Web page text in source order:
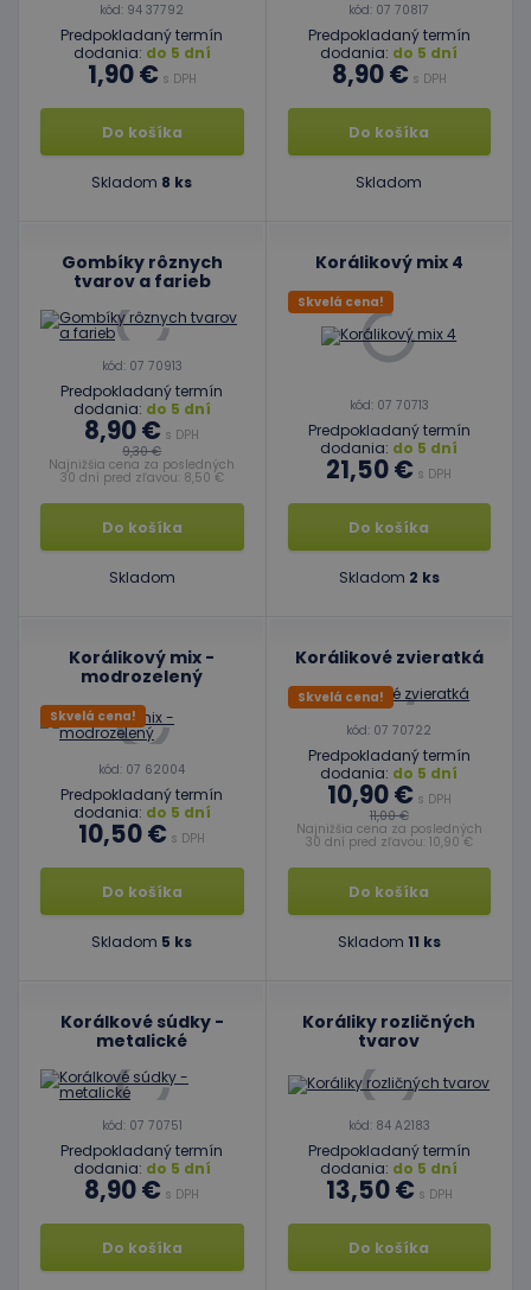
kód: 94 37792
Predpokladaný termín
dodania: do 5 dní
1,90 € s DPH
Do košíka
Skladom 8 ks
kód: 07 70817
Predpokladaný termín
dodania: do 5 dní
8,90 € s DPH
Do košíka
Skladom
Gombíky rôznych
tvarov a farieb
kód: 07 70913
Predpokladaný termín
dodania: do 5 dní
8,90 € s DPH
9,30 €
Najnižšia cena za posledných
30 dní pred zľavou: 8,50 €
Do košíka
Skladom
Korálikový mix 4
Skvelá cena!
kód: 07 70713
Predpokladaný termín
dodania: do 5 dní
21,50 € s DPH
Do košíka
Skladom 2 ks
Korálikový mix -
modrozelený
Skvelá cena!
kód: 07 62004
Predpokladaný termín
dodania: do 5 dní
10,50 € s DPH
Do košíka
Skladom 5 ks
Korálikové zvieratká
Skvelá cena!
kód: 07 70722
Predpokladaný termín
dodania: do 5 dní
10,90 € s DPH
11,00 €
Najnižšia cena za posledných
30 dní pred zľavou: 10,90 €
Do košíka
Skladom 11 ks
Korálkové súdky -
metalické
kód: 07 70751
Predpokladaný termín
dodania: do 5 dní
8,90 € s DPH
Do košíka
Koráliky rozličných
tvarov
kód: 84 A2183
Predpokladaný termín
dodania: do 5 dní
13,50 € s DPH
Do košíka